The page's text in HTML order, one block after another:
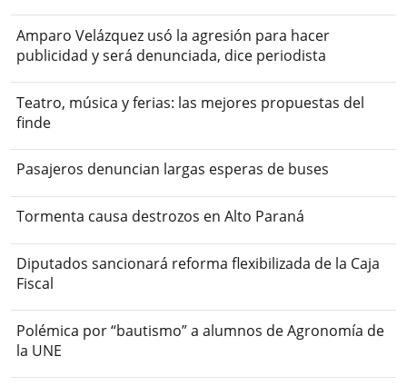
Amparo Velázquez usó la agresión para hacer
publicidad y será denunciada, dice periodista
Teatro, música y ferias: las mejores propuestas del
finde
Pasajeros denuncian largas esperas de buses
Tormenta causa destrozos en Alto Paraná
Diputados sancionará reforma flexibilizada de la Caja
Fiscal
Polémica por “bautismo” a alumnos de Agronomía de
la UNE